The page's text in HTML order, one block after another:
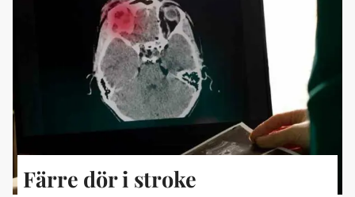
Färre dör i stroke